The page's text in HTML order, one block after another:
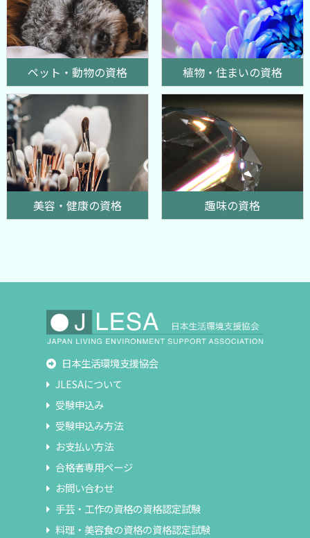
ペット・動物の資格 植物・住まいの資格
美容・健康の資格 趣味の資格
日本生活環境支援協会
JLESAについて
受験申込み
受験申込み方法
お支払い方法
合格者専用ページ
お問い合わせ
手芸・工作の資格の資格認定試験
料理・美容食の資格の資格認定試験